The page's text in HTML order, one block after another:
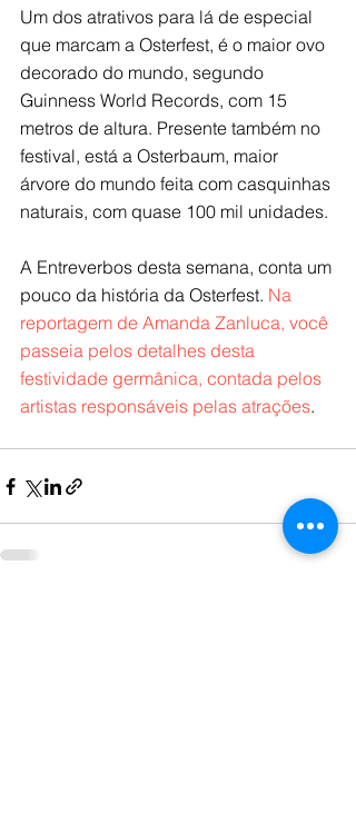
Um dos atrativos para lá de especial
que marcam a Osterfest, é o maior ovo
decorado do mundo, segundo
Guinness World Records, com 15
metros de altura. Presente também no
festival, está a Osterbaum, maior
árvore do mundo feita com casquinhas
naturais, com quase 100 mil unidades.
A Entreverbos desta semana, conta um
pouco da história da Osterfest. Na
reportagem de Amanda Zanluca, você
passeia pelos detalhes desta
festividade germânica, contada pelos
artistas responsáveis pelas atrações.